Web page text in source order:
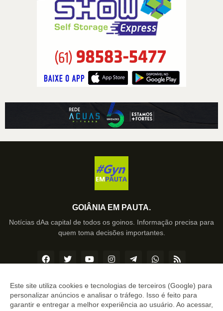
GOIÂNIA EM PAUTA.
Notícias dAa capital de todos os goinos. Informação precisa para
quem toma decisões importantes.
Copyright ©2026Sergipe de TODOS.
Este site utiliza cookies e tecnologias de terceiros (Google) para
personalizar anúncios e analisar o tráfego. Isso é feito para
garantir e entregar a melhor experiência ao usuário. Ao acessar,